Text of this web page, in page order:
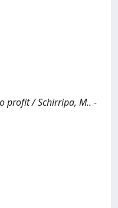
profit / Schirripa, M.. -